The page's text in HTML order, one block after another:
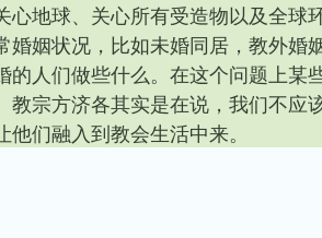
心地球、关心所有受造物以及全球
婚姻状况，比如未婚同居，教外婚
的人们做些什么。在这个问题上某
教宗方济各其实是在说，我们不应
们融入到教会生活中来。